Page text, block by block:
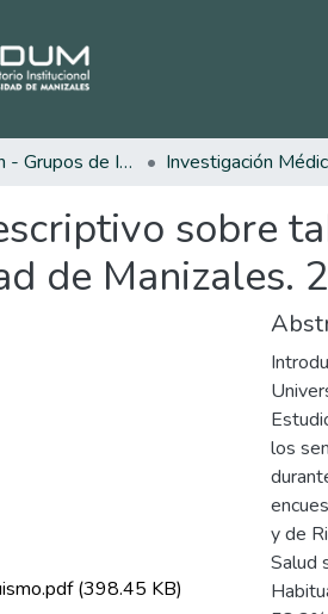
Investigación - Grupos de Investigación Investigación
sobre
de Manizales.
(398.45 KB)
los
y de
Salud